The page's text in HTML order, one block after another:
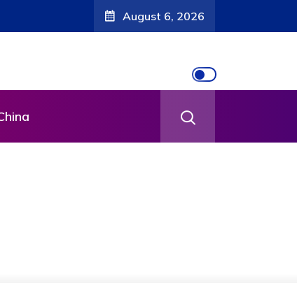
August 6, 2026